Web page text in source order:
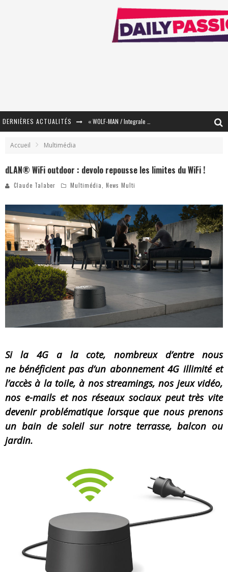
DERNIÈRES ACTUALITÉS
Star Fox
PsyRiver 2026 : la magie revient sur les rives de l’Aar
« MOFUSAND / Parler Japonais » – Des Expressions Pratiques !
« Dr Wertham / L’homme qui étudia les tueurs en série » - Un Métier à Risque !
« Le Vent dand les Saules » - Une Belle Histoire !
Accueil Multimédia
dLAN® WiFi outdoor : devolo repousse les limites du WiFi !
Claude Talaber Multimédia News Multi
Si la 4G a la cote, nombreux d’entre nous
ne bénéficient pas d’un abonnement 4G illimité et
l’accès à la toile, à nos streamings, nos jeux vidéo,
nos e-mails et nos réseaux sociaux peut très vite
devenir problématique lorsque que nous prenons
un bain de soleil sur notre terrasse, balcon ou
jardin.